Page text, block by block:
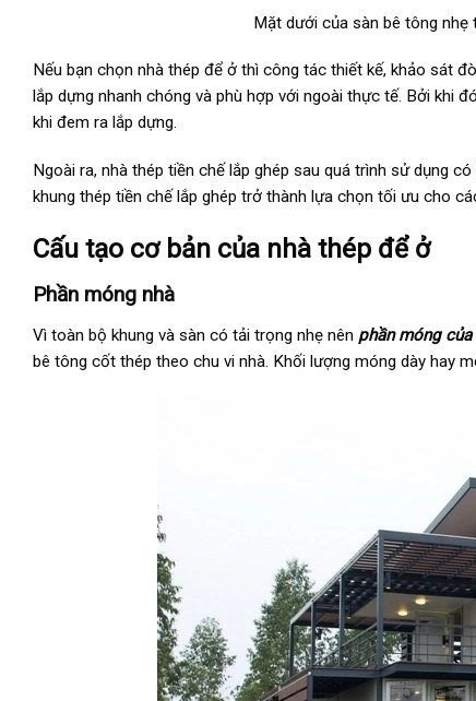
Mặt dưới của sàn bê tông nhẹ
Nếu bạn chọn nhà thép để ở thì công tác thiết kế, khảo sát
lắp dựng nhanh chóng và phù hợp với ngoài thực tế. Bởi khi
khi đem ra lắp dựng.
Ngoài ra, nhà thép tiền chế lắp ghép sau quá trình sử dụng
khung thép tiền chế lắp ghép trở thành lựa chọn tối ưu cho
Cấu tạo cơ bản của nhà thép để ở
Phần móng nhà
Vì toàn bộ khung và sàn có tải trọng nhẹ nên phần móng của
bê tông cốt thép theo chu vi nhà. Khối lượng móng dày hay